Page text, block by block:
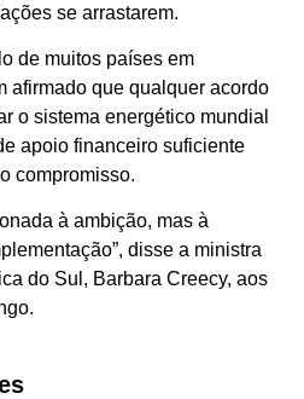
se arrastarem.
de muitos países em
afirmado que qualquer acordo
o sistema energético mundial
apoio financeiro suficiente
compromisso.
à ambição, mas à
disse a ministra
do Sul, Barbara Creecy, aos